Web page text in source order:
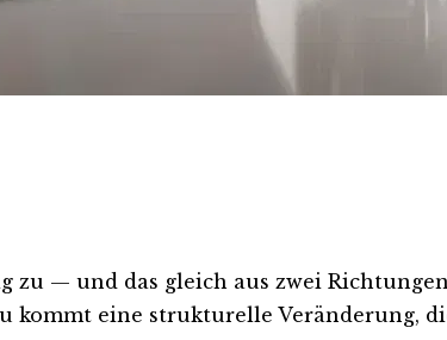
zu — und das gleich aus zwei
kommt eine strukturelle Veränderung,